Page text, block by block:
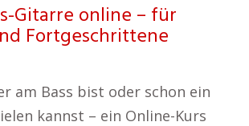
Gitarre online – für
Fortgeschrittene
am Bass bist oder schon ein
kannst – ein Online-Kurs